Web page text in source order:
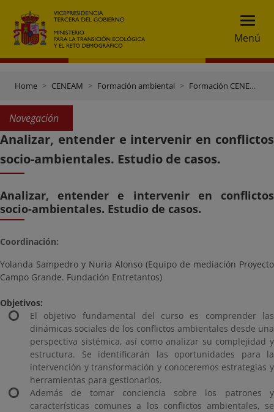
Menú
Home CENEAM Formación ambiental Formación CENEAM
Navegación
Analizar, entender e intervenir en conflictos
socio-ambientales. Estudio de casos.
Analizar, entender e intervenir en conflictos
socio-ambientales. Estudio de casos.
Coordinación:
Yolanda Sampedro y Nuria Alonso (Equipo de mediación Proyecto
Campo Grande. Fundación Entretantos)
Objetivos:
El objetivo fundamental del curso es comprender las
dinámicas sociales de los conflictos ambientales desde una
perspectiva sistémica, así como analizar su complejidad y
estructura. Se identificarán las oportunidades para la
intervención y transformación y conoceremos estrategias y
herramientas para gestionarlos.
Además de tomar conciencia sobre los patrones y
características comunes a los conflictos ambientales, se